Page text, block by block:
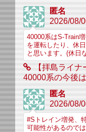
匿名
2026/08/
40000系はS-Train
を運転したり、休
と思います。(休日
【拝島ライ
40000系の今後
匿名
2026/08/
#Sトレイン増発、
可能性があるので